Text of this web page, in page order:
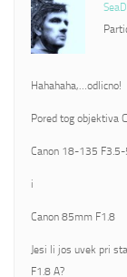
Hahahaha,…odlicno!
Pored tog objektiva
Canon 18-135 F3.5-
i
Canon 85mm F1.8
Jesi li jos uvek pri
F1.8 A?